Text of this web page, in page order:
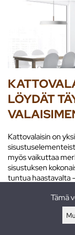
LÖYDÄT
Kattovalaisin on
myös vaikuttaa
sisustuksen
tuntua haastavalta
Tämä